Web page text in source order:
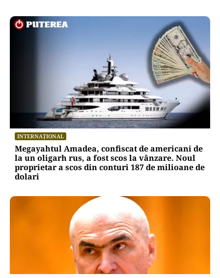
INTERNAȚIONAL
Megayahtul Amadea, confiscat de americani de
la un oligarh rus, a fost scos la vânzare. Noul
proprietar a scos din conturi 187 de milioane de
dolari